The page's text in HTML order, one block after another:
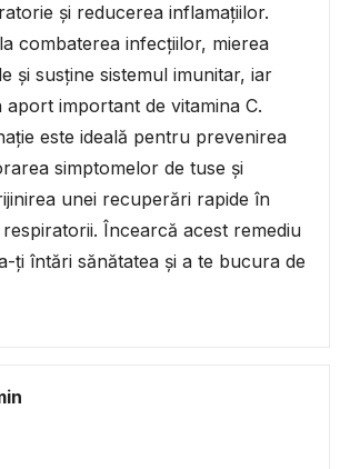
și reducerea inflamațiilor.
combaterea infecțiilor, mierea
și susține sistemul imunitar, iar
aport important de vitamina C.
este ideală pentru prevenirea
simptomelor de tuse și
unei recuperări rapide în
Încearcă acest remediu
ți întări sănătatea și a te bucura de